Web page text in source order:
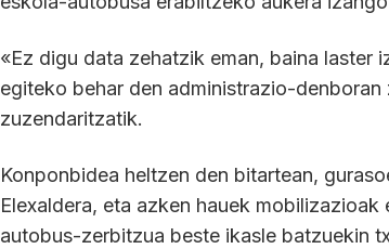
«Ez digu data zehatzik eman, baina laster
egiteko behar den administrazio-
zuzendaritzatik.
Konponbidea heltzen den bitartean,
Elexaldera, eta azken hauek
autobus-zerbitzua beste ikasle batzuekin